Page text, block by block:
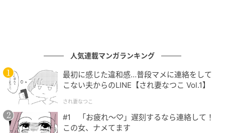
上）はテストライダーとして開発に取り組む
人気連載マンガランキング
最初に感じた違和感…普段マメに連絡をして
こない夫からのLINE【され妻なつこ Vol.1】
され妻なつこ
#1 「お疲れ〜♡」遅刻するなら連絡して！
この女、ナメてます